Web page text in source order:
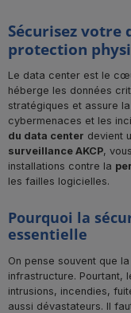
Sécurisez votre
protection
Le data center est le
héberge les données
stratégiques et assure
cybermenaces et les
du data center devient
surveillance AKCP,
installations contre la
les failles logicielles.
Pourquoi la
essentielle
On pense souvent que
infrastructure. Pourtant,
intrusions, incendies,
aussi dévastateurs. Il